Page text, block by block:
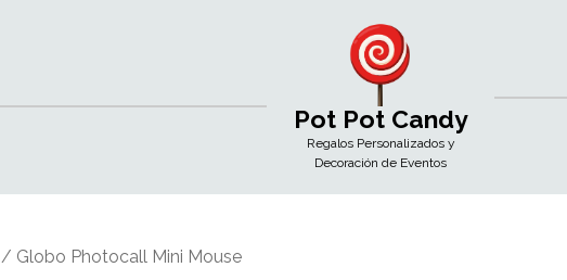
Pot Pot Candy
Regalos Personalizados y
Decoración de Eventos
/ Globo Photocall Mini Mouse